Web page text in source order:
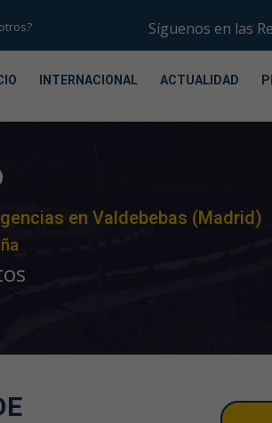
Síguenos en las
INTERNACIONAL ACTUALIDAD
en Valdebebas (Madrid)